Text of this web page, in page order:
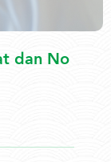
dan No